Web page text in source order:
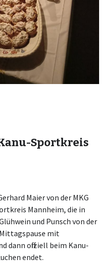
Sportkreis
Maier von der MKG
Mannheim, die in
und Punsch von der
mit
dann offiziell beim Kanu-
endet.